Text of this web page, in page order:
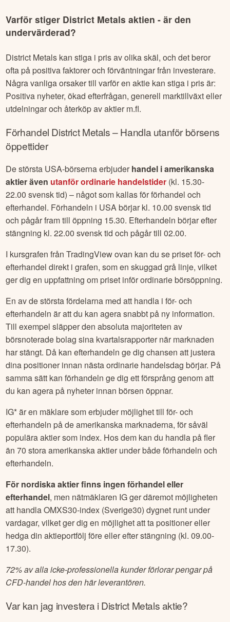
Varför stiger District Metals aktien - är den
undervärderad?
District Metals kan stiga i pris av olika skäl, och det beror
ofta på positiva faktorer och förväntningar från investerare.
Några vanliga orsaker till varför en aktie kan stiga i pris är:
Positiva nyheter, ökad efterfrågan, generell marktillväxt eller
utdelningar och återköp av aktier m.fl.
Förhandel District Metals– Handla utanför börsens
öppettider
De största USA-börserna erbjuder handel i amerikanska
aktier även utanför ordinarie handelstider (kl. 15.30-
22.00 svensk tid) – något som kallas för förhandel och
efterhandel. Förhandeln i USA börjar kl. 10.00 svensk tid
och pågår fram till öppning 15.30. Efterhandeln börjar efter
stängning kl. 22.00 svensk tid och pågår till 02.00.
I kursgrafen från TradingView ovan kan du se priset för- och
efterhandel direkt i grafen, som en skuggad grå linje, vilket
ger dig en uppfattning om priset inför ordinarie börsöppning.
En av de största fördelarna med att handla i för- och
efterhandeln är att du kan agera snabbt på ny information.
Till exempel släpper den absoluta majoriteten av
börsnoterade bolag sina kvartalsrapporter när marknaden
har stängt. Då kan efterhandeln ge dig chansen att justera
dina positioner innan nästa ordinarie handelsdag börjar. På
samma sätt kan förhandeln ge dig ett försprång genom att
du kan agera på nyheter innan börsen öppnar.
IG* är en mäklare som erbjuder möjlighet till för- och
efterhandeln på de amerikanska marknaderna, för såväl
populära aktier som index. Hos dem kan du handla på fler
än 70 stora amerikanska aktier under både förhandeln och
efterhandeln.
För nordiska aktier finns ingen förhandel eller
efterhandel, men nätmäklaren IG ger däremot möjligheten
att handla OMXS30-index (Sverige30) dygnet runt under
vardagar, vilket ger dig en möjlighet att ta positioner eller
hedga din aktieportfölj före eller efter stängning (kl. 09.00-
17.30).
72% av alla icke-professionella kunder förlorar pengar på
CFD-handel hos den här leverantören.
Var kan jag investera iDistrict Metalsaktie?